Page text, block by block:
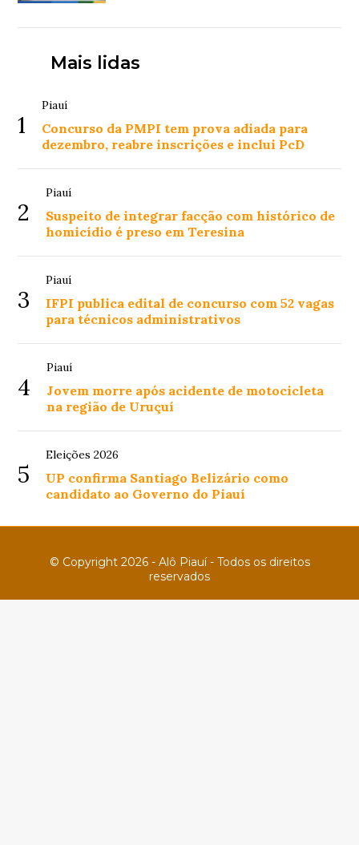
Mais lidas
1
Piauí
Concurso da PMPI tem prova adiada para
dezembro, reabre inscrições e inclui PcD
2
Piauí
Suspeito de integrar facção com histórico de
homicídio é preso em Teresina
3
Piauí
IFPI publica edital de concurso com 52 vagas
para técnicos administrativos
4
Piauí
Jovem morre após acidente de motocicleta
na região de Uruçuí
5
Eleições 2026
UP confirma Santiago Belizário como
candidato ao Governo do Piauí
© Copyright 2026 - Alô Piauí - Todos os direitos
reservados